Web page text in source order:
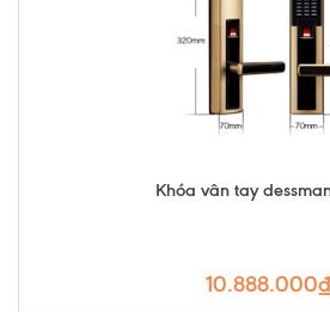
Khóa vân tay
10.888.000₫